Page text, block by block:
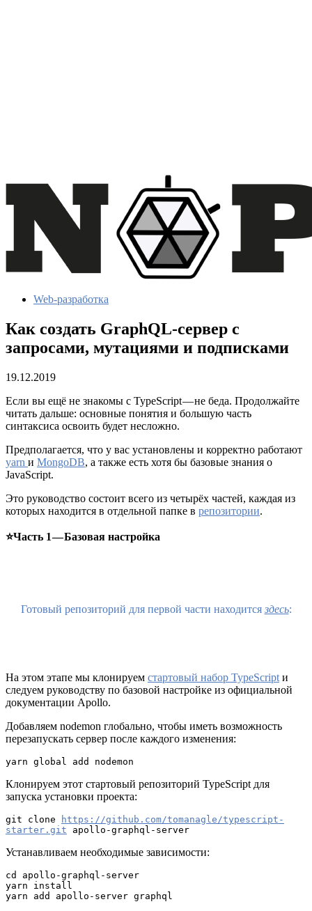
Web-разработка
Как создать GraphQL-сервер с
запросами, мутациями и подписками
19.12.2019
Если вы ещё не знакомы с TypeScript — не беда. Продолжайте
читать дальше: основные понятия и большую часть
синтаксиса освоить будет несложно.
Предполагается, что у вас установлены и корректно работают
yarn и MongoDB, а также есть хотя бы базовые знания о
JavaScript.
Это руководство состоит всего из четырёх частей, каждая из
которых находится в отдельной папке в репозитории.
⭐️Часть 1 — Базовая настройка
Готовый репозиторий для первой части находится здесь:
На этом этапе мы клонируем стартовый набор TypeScript и
следуем руководству по базовой настройке из официальной
документации Apollo.
Добавляем nodemon глобально, чтобы иметь возможность
перезапускать сервер после каждого изменения:
yarn global add nodemon
Клонируем этот стартовый репозиторий TypeScript для
запуска установки проекта:
git clone
https://github.com/tomanagle/typescript-
starter.git apollo-graphql-server
Устанавливаем необходимые зависимости:
cd apollo-graphql-server
yarn install
yarn add apollo-server graphql